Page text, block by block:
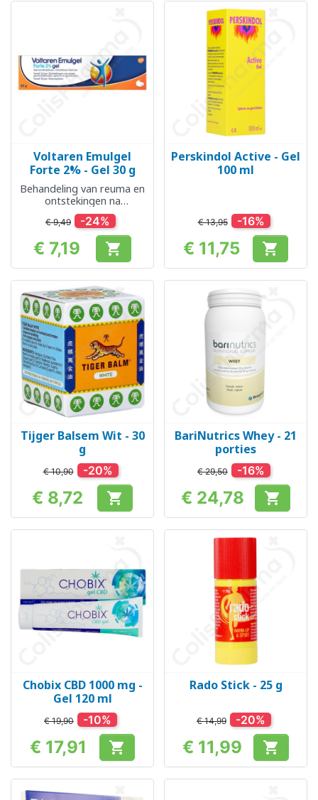
Voltaren Emulgel
Forte 2% - Gel 30 g
Behandeling van reuma en
ontstekingen na
verwondingen
€ 9,49 -24%
Prijs
€ 7,19 
Perskindol Active - Gel
100 ml
€ 13,95 -16%
Prijs
€ 11,75 
Tijger Balsem Wit - 30
g
€ 10,90 -20%
Prijs
€ 8,72 
BariNutrics Whey - 21
porties
€ 29,50 -16%
Prijs
€ 24,78 
Chobix CBD 1000 mg -
Gel 120 ml
€ 19,90 -10%
Prijs
€ 17,91 
Rado Stick - 25 g
€ 14,99 -20%
Prijs
€ 11,99 